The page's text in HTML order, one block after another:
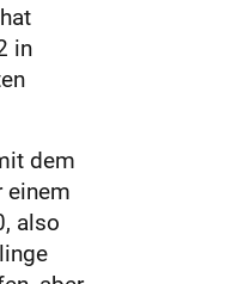
in
dem
einem
also